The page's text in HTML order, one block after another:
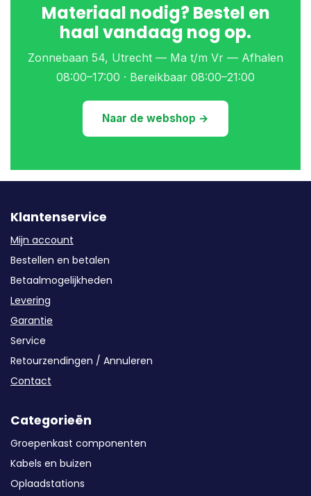
Materiaal nodig? Bestel en
haal vandaag nog op.
Zonnebaan 54, Utrecht — Ma t/m Vr — Afhalen
08:00–17:00 · Bereikbaar 08:00–21:00
Naar de webshop →
Klantenservice
Mijn account
Bestellen en betalen
Betaalmogelijkheden
Levering
Garantie
Service
Retourzendingen / Annuleren
Contact
Categorieën
Groepenkast componenten
Kabels en buizen
Oplaadstations